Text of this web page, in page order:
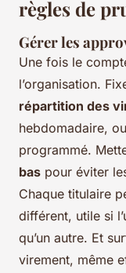
règles de
Gérer les
Une fois le
l’organisation.
répartition des
hebdomadaire,
programmé.
bas pour éviter
Chaque titulaire
différent, utile si
qu’un autre. Et
virement, même